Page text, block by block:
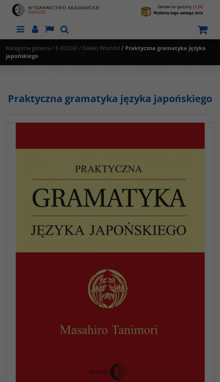
MenuPanelLangSzukaj
Kategoria główna / E-BOOKI / Daleki Wschód / Praktyczna gramatyka języka
japońskiego
Praktyczna gramatyka języka japońskiego